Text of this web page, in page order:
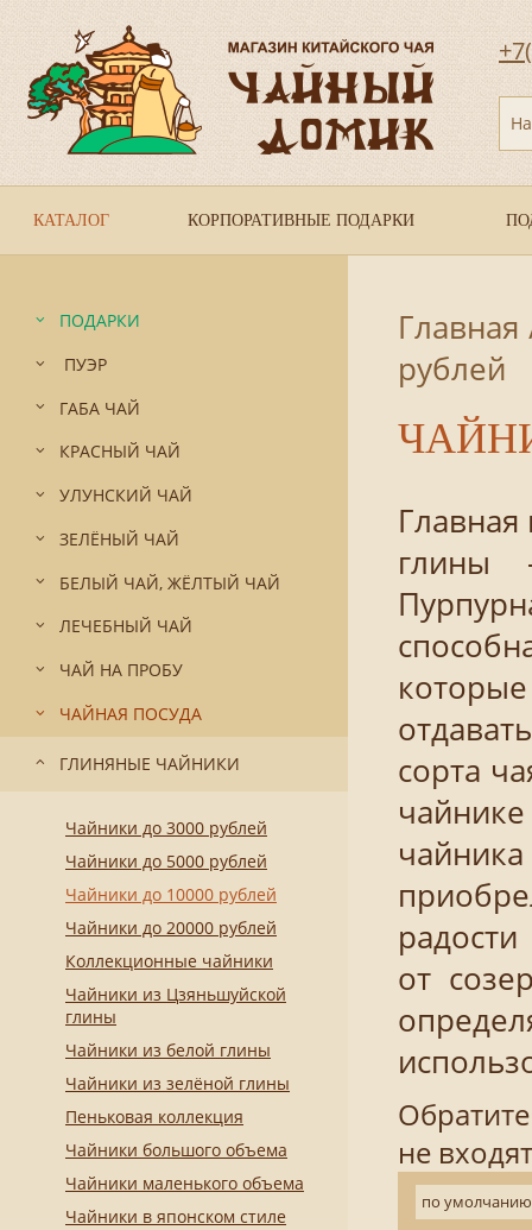
КАТАЛОГ КОРПОРАТИВНЫЕ ПОДАРКИ
ПОДАРКИ
ПУЭР
ГАБА ЧАЙ
КРАСНЫЙ ЧАЙ
УЛУНСКИЙ ЧАЙ
ЗЕЛЁНЫЙ ЧАЙ
БЕЛЫЙ ЧАЙ, ЖЁЛТЫЙ ЧАЙ
ЛЕЧЕБНЫЙ ЧАЙ
ЧАЙ НА ПРОБУ
ЧАЙНАЯ ПОСУДА
ГЛИНЯНЫЕ ЧАЙНИКИ
Чайники до 3000 рублей
Чайники до 5000 рублей
Чайники до 10000 рублей
Чайники до 20000 рублей
Коллекционные чайники
Чайники из Цзяньшуйской
глины
Чайники из белой глины
Чайники из зелёной глины
Пеньковая коллекция
Чайники большого объема
Чайники маленького объема
Чайники в японском стиле
Главная
рублей
глины
сорта
от
не
по умолчанию